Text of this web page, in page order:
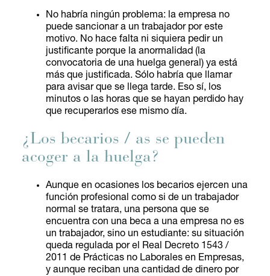
No habría ningún problema: la empresa no
puede sancionar a un trabajador por este
motivo. No hace falta ni siquiera pedir un
justificante porque la anormalidad (la
convocatoria de una huelga general) ya está
más que justificada. Sólo habría que llamar
para avisar que se llega tarde. Eso sí, los
minutos o las horas que se hayan perdido hay
que recuperarlos ese mismo día.
¿Los becarios / as se pueden
acoger a la huelga?
Aunque en ocasiones los becarios ejercen una
función profesional como si de un trabajador
normal se tratara, una persona que se
encuentra con una beca a una empresa no es
un trabajador, sino un estudiante: su situación
queda regulada por el Real Decreto 1543 /
2011 de Prácticas no Laborales en Empresas,
y aunque reciban una cantidad de dinero por